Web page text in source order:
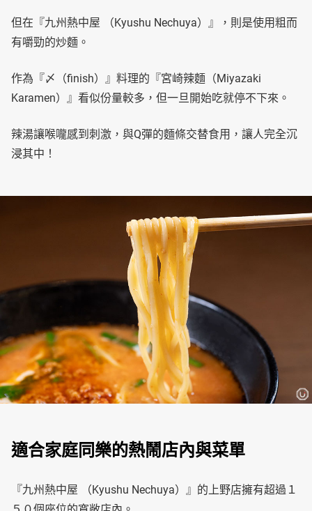
但在『九州熱中屋 （Kyushu Nechuya）』，則是使用粗而
有嚼勁的炒麵。
作為『〆（finish）』料理的『宮崎辣麵（Miyazaki
Karamen）』看似份量較多，但一旦開始吃就停不下來。
辣湯讓喉嚨感到刺激，與Q彈的麵條交替食用，讓人完全沉
浸其中！
適合家庭同樂的熱鬧店內與菜單
『九州熱中屋 （Kyushu Nechuya）』的上野店擁有超過１